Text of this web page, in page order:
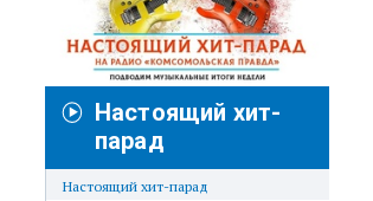
Настоящий хит-
парад
Настоящий хит-парад